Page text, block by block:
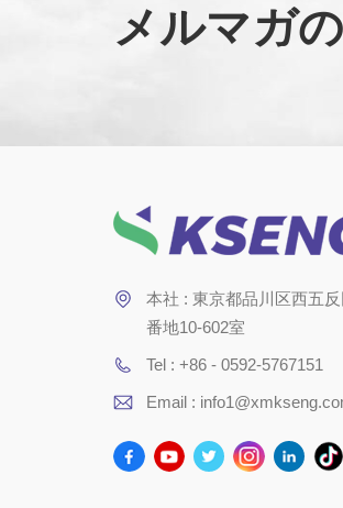
メルマガ
本社 : 東京都品川区西五
番地10-602室
Tel : +86 - 0592-5767151
Email :